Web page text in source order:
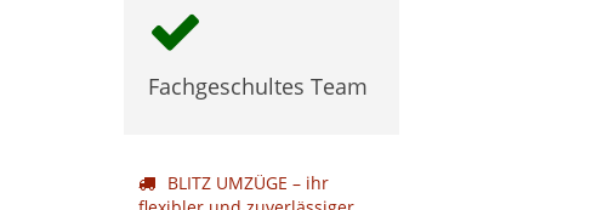
Fachgeschultes Team
BLITZ UMZÜGE – ihr